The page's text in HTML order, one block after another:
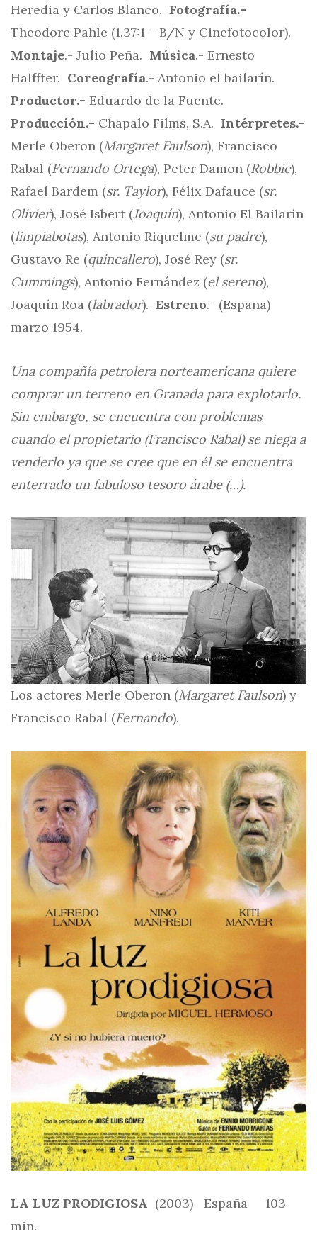
Heredia y Carlos Blanco. Fotografía.-
Theodore Pahle (1.37:1 – B/N y Cinefotocolor).
Montaje.- Julio Peña. Música.- Ernesto
Halffter. Coreografía.- Antonio el bailarín.
Productor.- Eduardo de la Fuente.
Producción.- Chapalo Films, S.A. Intérpretes.-
Merle Oberon (Margaret Faulson), Francisco
Rabal (Fernando Ortega), Peter Damon (Robbie),
Rafael Bardem (sr. Taylor), Félix Dafauce (sr.
Olivier), José Isbert (Joaquín), Antonio El Bailarín
(limpiabotas), Antonio Riquelme (su padre),
Gustavo Re (quincallero), José Rey (sr.
Cummings), Antonio Fernández (el sereno),
Joaquín Roa (labrador). Estreno.- (España)
marzo 1954.
Una compañía petrolera norteamericana quiere
comprar un terreno en Granada para explotarlo.
Sin embargo, se encuentra con problemas
cuando el propietario (Francisco Rabal) se niega a
venderlo ya que se cree que en él se encuentra
enterrado un fabuloso tesoro árabe (…).
Los actores Merle Oberon (Margaret Faulson) y
Francisco Rabal (Fernando).
LA LUZ PRODIGIOSA (2003) España 103
min.